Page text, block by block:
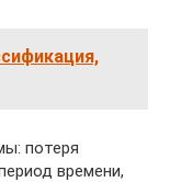
потеря
времени,